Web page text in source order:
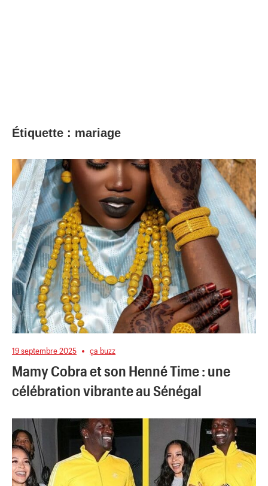
Étiquette : mariage
19 septembre 2025 ça buzz
Mamy Cobra et son Henné Time : une
célébration vibrante au Sénégal